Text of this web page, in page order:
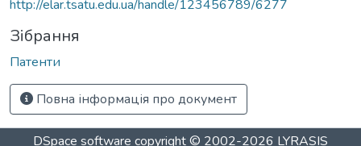
http://elar.tsatu.edu.ua/handle/123456789/6277
Зібрання
Патенти
Повна інформація про документ
DSpace software copyright © 2002-2026 LYRASIS